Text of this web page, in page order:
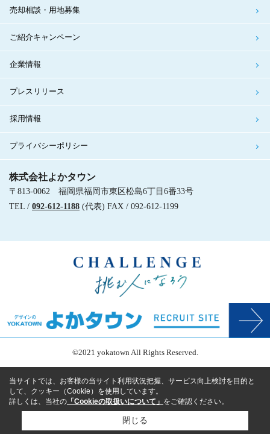
売却相談・用地募集
ご紹介キャンペーン
企業情報
プレスリリース
採用情報
プライバシーポリシー
株式会社よかタウン
〒813-0062 福岡県福岡市東区松島6丁目6番33号
TEL / 092-612-1188 (代表) FAX / 092-612-1199
©2021 yokatown All Rights Reserved.
当サイトでは、お客様の当サイト利用状況把握、サービス向上検討を目的と
して、クッキー（Cookie）を使用しています。
詳しくは、当社の 「Cookieの取扱いについて」 をご確認ください。
閉じる